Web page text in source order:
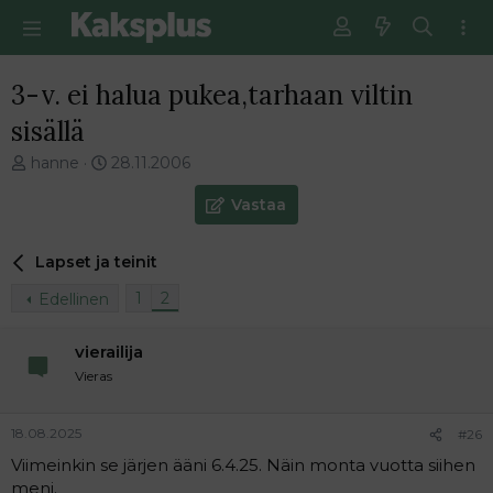
3-v. ei halua pukea,tarhaan viltin
sisällä
V
e
u
l
i
hanne
E
m
e
n
t
28.11.2006
Vastaa
Lapset ja teinit
Edellinen
1 2
vierailija
Vieras
18.08.2025 #26
Viimeinkin se järjen ääni 6.4.25. Näin monta vuotta siihen
meni.